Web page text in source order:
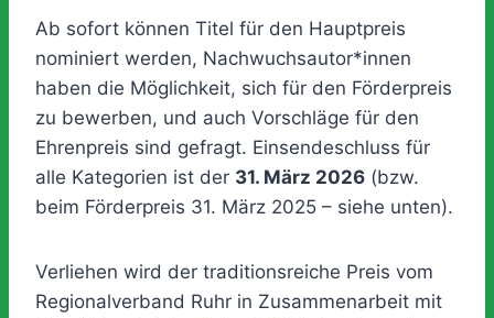
Ab sofort können Titel für den Hauptpreis
nominiert werden, Nachwuchsautor*innen
haben die Möglichkeit, sich für den Förderpreis
zu bewerben, und auch Vorschläge für den
Ehrenpreis sind gefragt. Einsendeschluss für
alle Kategorien ist der 31. März 2026 (bzw.
beim Förderpreis 31. März 2025 – siehe unten).
Verliehen wird der traditionsreiche Preis vom
Regionalverband Ruhr in Zusammenarbeit mit